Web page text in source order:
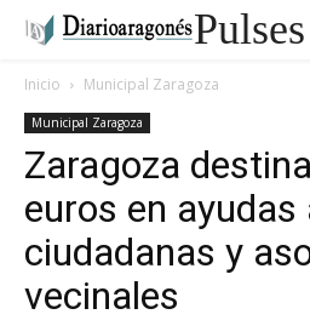
Inicio Municipal Zaragoza
Municipal Zaragoza
Zaragoza
euros en ayudas
ciudadanas y
vecinales